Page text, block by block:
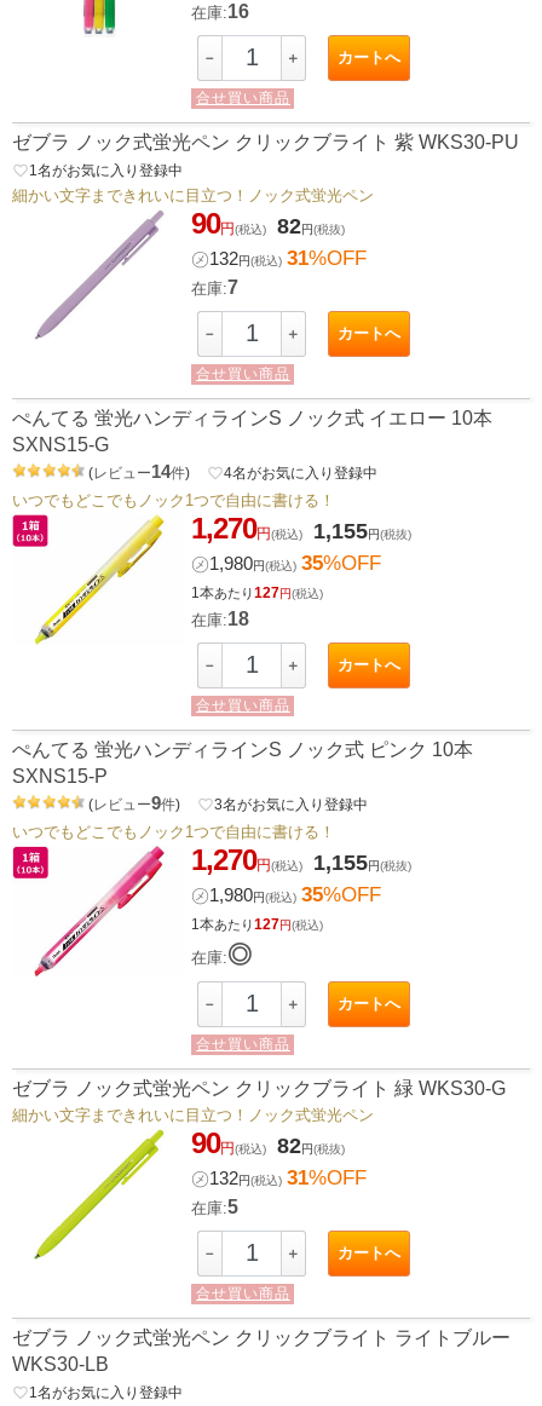
在庫:16
－ ＋ カートへ
合せ買い商品
ゼブラ ノック式蛍光ペン クリックブライト 紫 WKS30-PU
favorite_border1 名がお気に入り登録中
細かい文字まできれいに目立つ！ノック式蛍光ペン
90円(税込) 82円(税抜)
㋱132円(税込) 31%OFF
在庫:7
－ ＋ カートへ
合せ買い商品
ぺんてる 蛍光ハンディラインS ノック式 イエロー 10本
SXNS15-G
(レビュー14件) favorite_border4名がお気に入り登録中
いつでもどこでもノック1つで自由に書ける！
1,270円(税込) 1,155円(税抜)
㋱1,980円(税込) 35%OFF
1本あたり127円(税込)
在庫:18
－ ＋ カートへ
合せ買い商品
ぺんてる 蛍光ハンディラインS ノック式 ピンク 10本
SXNS15-P
(レビュー9件) favorite_border3名がお気に入り登録中
いつでもどこでもノック1つで自由に書ける！
1,270円(税込) 1,155円(税抜)
㋱1,980円(税込) 35%OFF
1本あたり127円(税込)
在庫:◎
－ ＋ カートへ
合せ買い商品
ゼブラ ノック式蛍光ペン クリックブライト 緑 WKS30-G
細かい文字まできれいに目立つ！ノック式蛍光ペン
90円(税込) 82円(税抜)
㋱132円(税込) 31%OFF
在庫:5
－ ＋ カートへ
合せ買い商品
ゼブラ ノック式蛍光ペン クリックブライト ライトブルー
WKS30-LB
favorite_border1 名がお気に入り登録中